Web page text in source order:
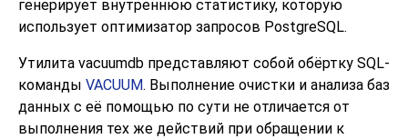
генерирует внутреннюю статистику, которую
использует оптимизатор запросов PostgreSQL.
Утилита vacuumdb представляют собой обёртку SQL-
команды VACUUM. Выполнение очистки и анализа баз
данных с её помощью по сути не отличается от
выполнения тех же действий при обращении к